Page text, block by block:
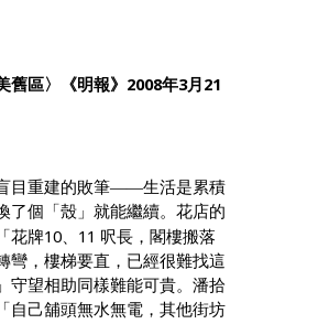
舊區〉《明報》 2008年3月 21
目重建的敗筆——生活是累積
了個「殼」就能繼續。花店的
花牌10、 11 呎長，閣樓搬落
彎，樓梯要直，已經很難找這
守望相助同樣難能可貴。潘拾
自己舖頭無水無電，其他街坊